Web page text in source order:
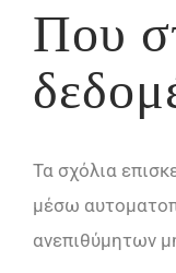
Που
Τα σχόλια
μέσω
ανεπιθύμητων